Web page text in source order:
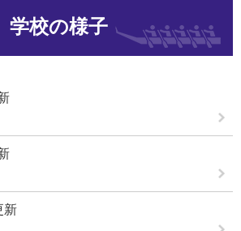
校の様子
新